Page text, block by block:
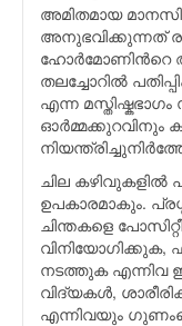
അമിതമായ
അനുഭവിക്കുന്നത്
ഹോർമോണിന്‍റെ
തലച്ചോറിൽ
എന്ന
ഓർമ്മക്കുറവിനും
ചില കഴിവുകളില്‍
ഉപകാരമാകും.
ചിന്തകളെ
വിനിയോഗിക്കുക,
നടത്തുക എന്നിവ
വിദ്യകൾ,
എന്നിവയും